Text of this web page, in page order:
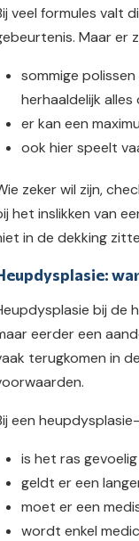
veel formules valt
Maar er
sommige
herhaaldelijk
er kan een
ook hier speelt
zeker wil zijn,
het inslikken van
in de dekking
bij de
eerder een
terugkomen in
een
is het ras
geldt er een
moet er een
wordt enkel